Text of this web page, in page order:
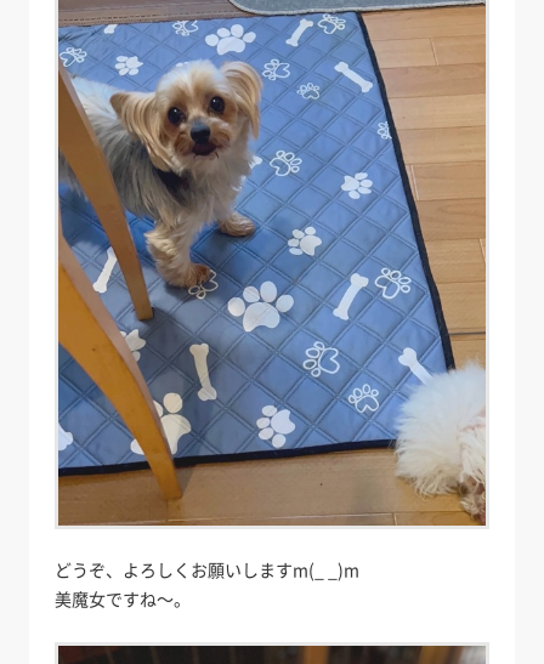
どうぞ、よろしくお願いしますm(_ _)m
美魔女ですね～。